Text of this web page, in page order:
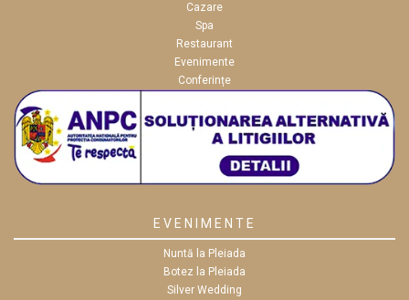
Cazare
Spa
Restaurant
Evenimente
Conferințe
EVENIMENTE
Nuntă la Pleiada
Botez la Pleiada
Silver Wedding